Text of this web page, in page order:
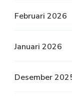
Februari 2026
Januari 2026
Desember